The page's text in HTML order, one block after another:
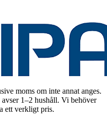
moms om inte annat anges.
1–2 hushåll. Vi behöver
ett verkligt pris.